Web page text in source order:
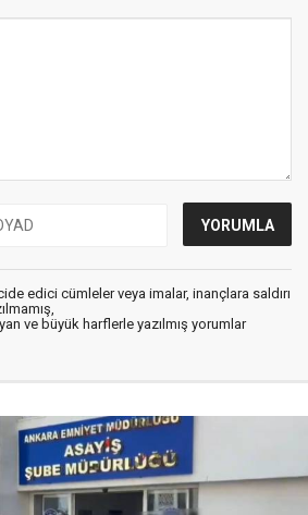
edici cümleler veya imalar, inançlara saldırı
ve büyük harflerle yazılmış yorumlar